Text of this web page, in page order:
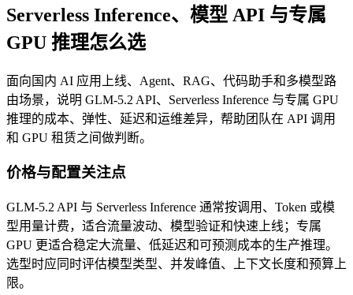
Serverless Inference、模型 API 与专属
GPU 推理怎么选
面向国内 AI 应用上线、Agent、RAG、代码助手和多模型路
由场景，说明 GLM-5.2 API、Serverless Inference 与专属 GPU
推理的成本、弹性、延迟和运维差异，帮助团队在 API 调用
和 GPU 租赁之间做判断。
价格与配置关注点
GLM-5.2 API 与 Serverless Inference 通常按调用、Token 或模
型用量计费，适合流量波动、模型验证和快速上线；专属
GPU 更适合稳定大流量、低延迟和可预测成本的生产推理。
选型时应同时评估模型类型、并发峰值、上下文长度和预算上
限。